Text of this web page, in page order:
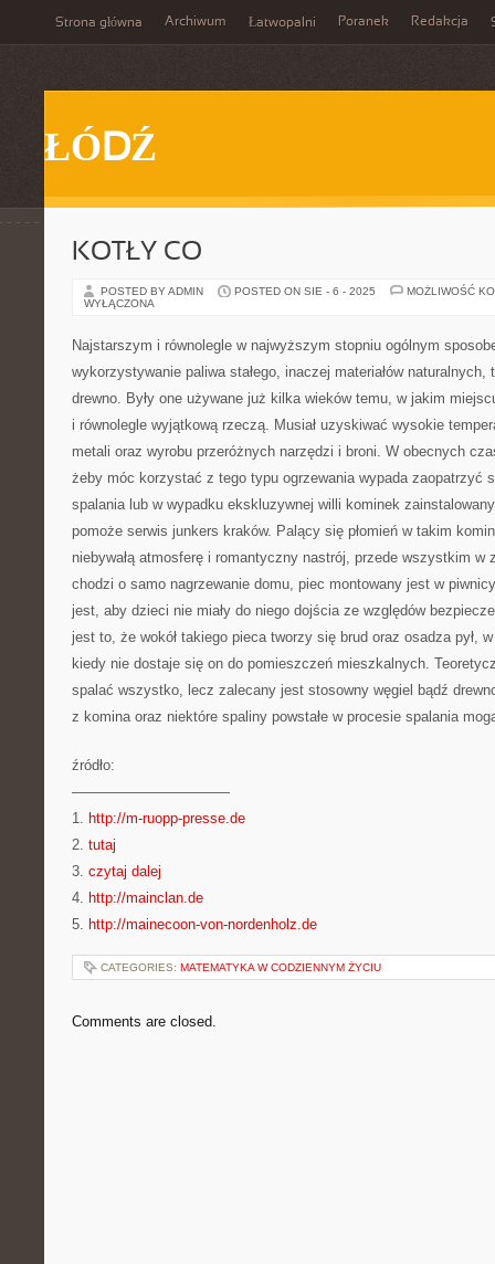
Strona główna Archiwum Łatwopalni Poranek Redakcja
ŁÓDŹ
KOTŁY CO
POSTED BY ADMIN POSTED ON SIE - 6 - 2025
MOŻLIWOŚĆ
WYŁĄCZONA
Najstarszym i równolegle w najwyższym stopniu ogólnym
wykorzystywanie paliwa stałego, inaczej materiałów
drewno. Były one używane już kilka wieków temu, w jakim
i równolegle wyjątkową rzeczą. Musiał uzyskiwać wysokie
metali oraz wyrobu przeróżnych narzędzi i broni. W obecnych
żeby móc korzystać z tego typu ogrzewania wypada zaopatrzyć
spalania lub w wypadku ekskluzywnej willi kominek
pomoże serwis junkers kraków. Palący się płomień w takim
niebywałą atmosferę i romantyczny nastrój, przede wszystkim w
chodzi o samo nagrzewanie domu, piec montowany jest w
jest, aby dzieci nie miały do niego dojścia ze względów
jest to, że wokół takiego pieca tworzy się brud oraz osadza pył,
kiedy nie dostaje się on do pomieszczeń mieszkalnych.
spalać wszystko, lecz zalecany jest stosowny węgiel bądź
z komina oraz niektóre spaliny powstałe w procesie spalania
źródło:
———————————
1. http://m-ruopp-presse.de
2. tutaj
3. czytaj dalej
4. http://mainclan.de
5. http://mainecoon-von-nordenholz.de
CATEGORIES: MATEMATYKA W CODZIENNYM ŻYCIU
Comments are closed.